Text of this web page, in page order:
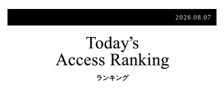
2026.08.07
ランキング